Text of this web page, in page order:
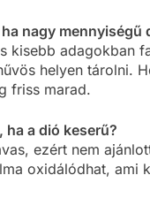
nagy mennyiségű
kisebb adagokban
helyen tárolni.
friss marad.
ha a dió keserű?
ezért nem
oxidálódhat, ami